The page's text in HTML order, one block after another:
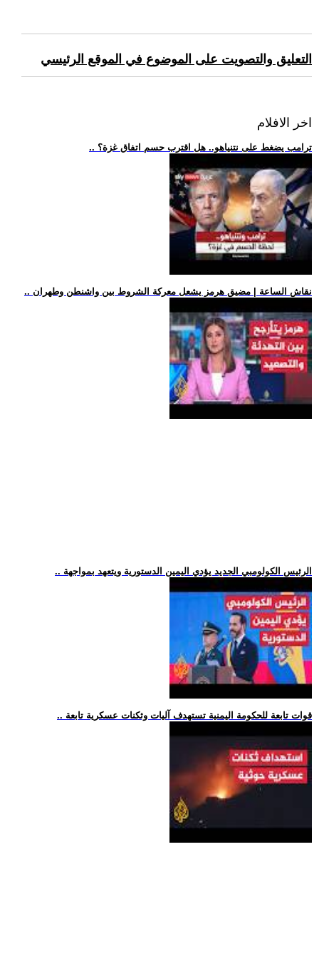
التعليق والتصويت على الموضوع في الموقع الرئيسي
اخر الافلام
.. ترامب يضغط على نتنياهو.. هل اقترب حسم اتفاق غزة؟
.. نقاش الساعة | مضيق هرمز يشعل معركة الشروط بين واشنطن وطهران
.. الرئيس الكولومبي الجديد يؤدي اليمين الدستورية ويتعهد بمواجهة
.. قوات تابعة للحكومة اليمنية تستهدف آليات وثكنات عسكرية تابعة